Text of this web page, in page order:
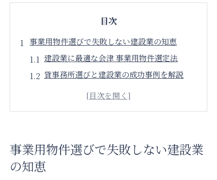
目次
事業用物件選びで失敗しない建設業の知恵
建設業に最適な会津 事業用物件選定法
貸事務所選びと建設業の成功事例を解説
会津若松市の事務所可物件で業務効率化
事務所可マンションが建設業に与える利点
会津若松市の貸し倉庫活用と業務効率化
事業用物件選びで失敗しない建設業
の知恵